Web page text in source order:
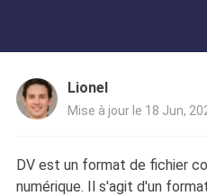
Lionel
Mise à jour le 18 Jun,
DV est un format de fichier
numérique. Il s'agit d'un